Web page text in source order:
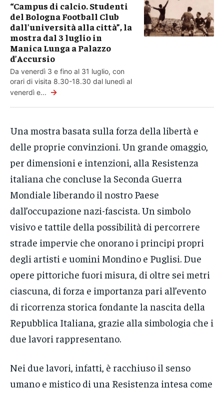
“Campus di calcio. Studenti
del Bologna Football Club
dall’università alla città”, la
mostra dal 3 luglio in
Manica Lunga a Palazzo
d’Accursio
Da venerdì 3 e fino al 31 luglio, con
orari di visita 8.30-18.30 dal lunedì al
venerdì e... →
Una mostra basata sulla forza della libertà e
delle proprie convinzioni. Un grande omaggio,
per dimensioni e intenzioni, alla Resistenza
italiana che concluse la Seconda Guerra
Mondiale liberando il nostro Paese
dall’occupazione nazi-fascista. Un simbolo
visivo e tattile della possibilità di percorrere
strade impervie che onorano i principi propri
degli artisti e uomini Mondino e Puglisi. Due
opere pittoriche fuori misura, di oltre sei metri
ciascuna, di forza e importanza pari all’evento
di ricorrenza storica fondante la nascita della
Repubblica Italiana, grazie alla simbologia che i
due lavori rappresentano.
Nei due lavori, infatti, è racchiuso il senso
umano e mistico di una Resistenza intesa come